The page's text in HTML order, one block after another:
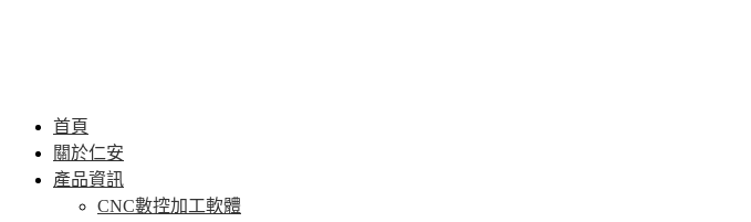
首頁
關於仁安
產品資訊
CNC數控加工軟體